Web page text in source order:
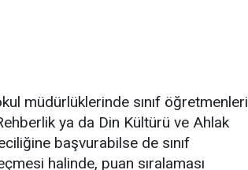
müdürlüklerinde sınıf öğretmenleri
ya da Din Kültürü ve Ahlak
başvurabilse de sınıf
halinde, puan sıralaması